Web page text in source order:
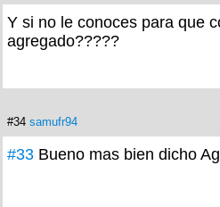
Y si no le conoces para que
agregado?????
#34 samufr94
#33 Bueno mas bien dicho